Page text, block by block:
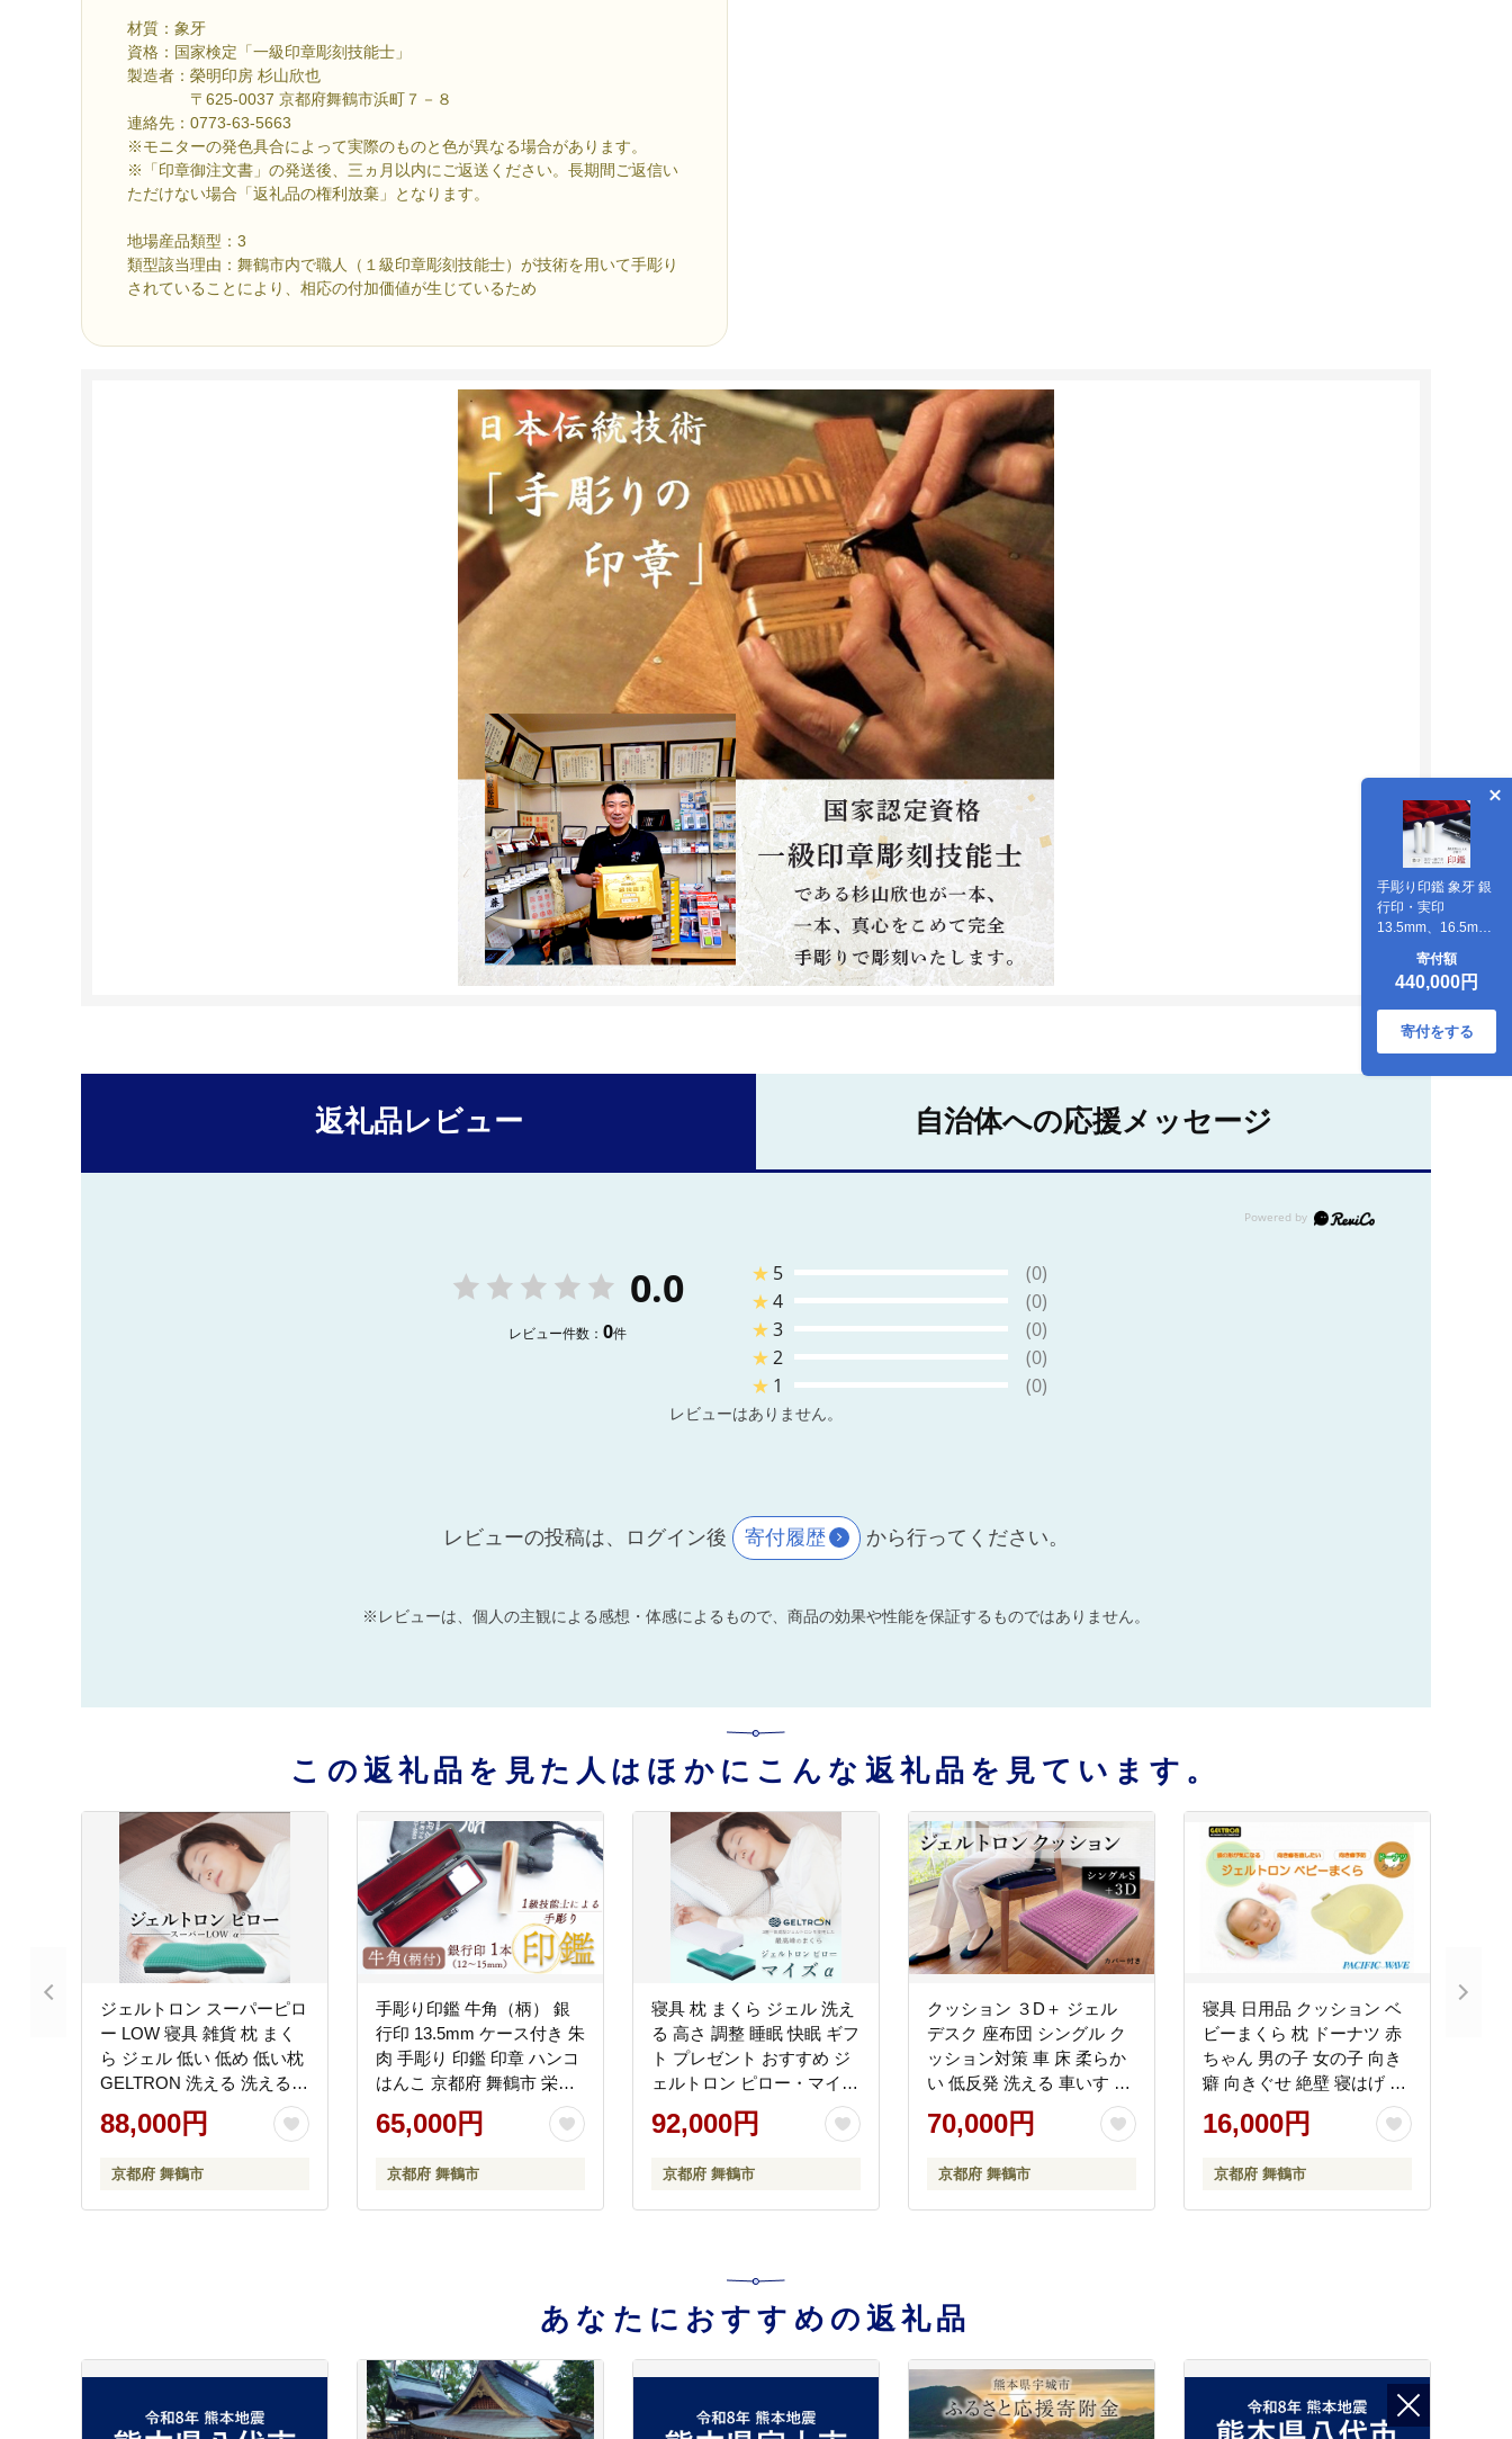
材質：象牙
資格：国家検定「一級印章彫刻技能士」
製造者：榮明印房 杉山欣也
〒625-0037 京都府舞鶴市浜町７－８
連絡先：0773-63-5663
※モニターの発色具合によって実際のものと色が異なる場合があります。
※「印章御注文書」の発送後、三ヵ月以内にご返送ください。長期間ご返信い
ただけない場合「返礼品の権利放棄」となります。
地場産品類型：3
類型該当理由：舞鶴市内で職人（１級印章彫刻技能士）が技術を用いて手彫り
されていることにより、相応の付加価値が生じているため
手彫り印鑑 象牙 銀
行印・実印
13.5mm、16.5mm
き 天然 素材 印鑑
印章 はんこ ハンコ
手彫り 京都府 舞鶴
市 栄明印房
寄付額
440,000円
寄付をする
返礼品レビュー 自治体への応援メッセージ
0.0
レビュー件数： 0件
★ 5
(0)
★4
(0)
★3
(0)
★2
(0)
★ 1 (0)
レビューはありません。
レビューの投稿は、ログイン後 寄付履歴 から行ってください。
※レビューは、個人の主観による感想・体感によるもので、商品の効果や性能を保証するものではありません。
この返礼品を見た人はほかにこんな返礼品を見ています。
ジェルトロン スーパーピロ
ー LOW 寝具 雑貨 枕 まく
ら ジェル 低い 低め 低い枕
GELTRON 洗える 洗える枕
ギフト プレゼント 日本製
おすすめ 贈答
88,000円
京都府 舞鶴市
手彫り印鑑 牛角（柄） 銀
行印 13.5mm ケース付き 朱
肉 手彫り 印鑑 印章 ハンコ
はんこ 京都府 舞鶴市 栄明
65,000円
京都府 舞鶴市
寝具 枕 まくら ジェル 洗え
る 高さ 調整 睡眠 快眠 ギフ
ト プレゼント おすすめ ジ
ェルトロン ピロー・マイズ
α（アルファ）
92,000円
京都府 舞鶴市
クッション ３D＋ ジェル
デスク 座布団 シングル ク
ッション対策 車 床 柔らか
い 低反発 洗える 車いす 車
椅子 車イス 介護 床ずれ
70,000円
京都府 舞鶴市
寝具 日用品 クッション ベ
ビーまくら 枕 ドーナツ 赤
ちゃん 男の子 女の子 向き
癖 向きぐせ 絶壁 寝はげ 新
生児 プレゼント 贈答 京都
府
16,000円
京都府 舞鶴市
あなたにおすすめの返礼品